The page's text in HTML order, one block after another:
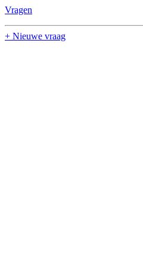
Vragen
+ Nieuwe vraag